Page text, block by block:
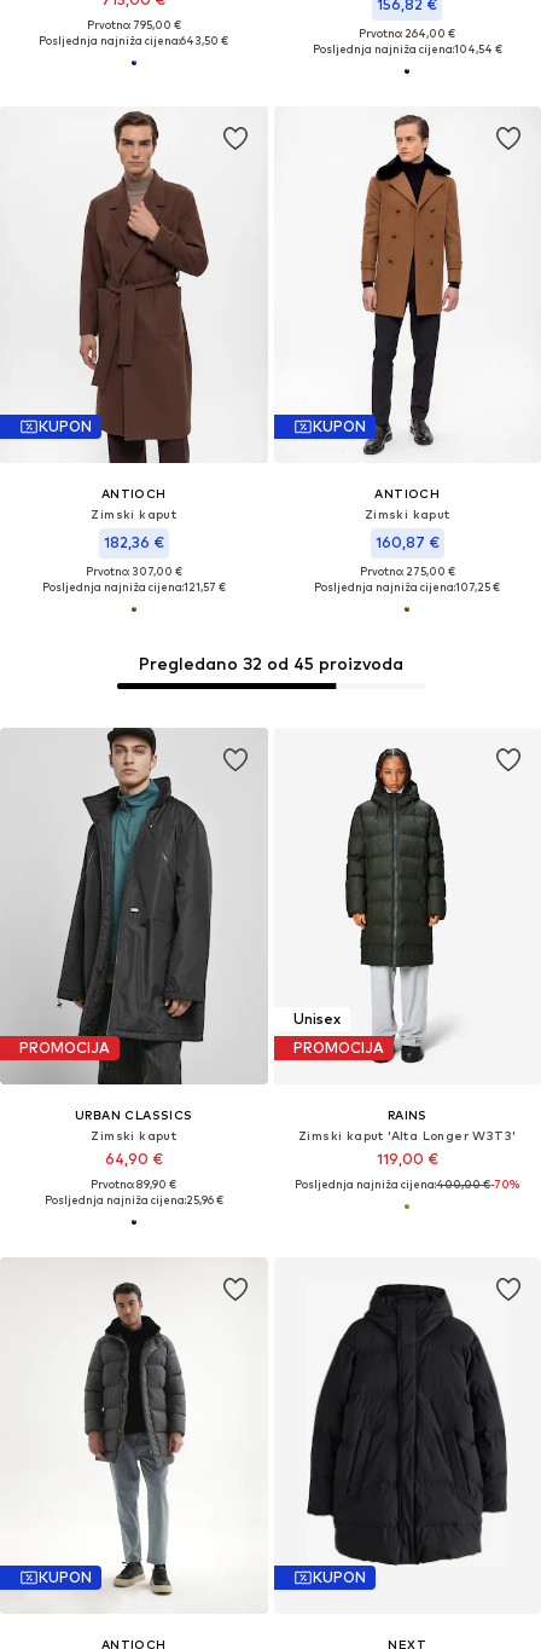
Prvotno: 795,00 €
Posljednja najniža cijena:643,50 €
156,82 €
Prvotno: 264,00 €
Posljednja najniža cijena:104,54 €
KUPON
ANTIOCH
Zimski kaput
182,36 €
Prvotno: 307,00 €
Posljednja najniža cijena:121,57 €
KUPON
ANTIOCH
Zimski kaput
160,87 €
Prvotno: 275,00 €
Posljednja najniža cijena:107,25 €
PROMOCIJA
URBAN CLASSICS
Zimski kaput
64,90 €
Prvotno: 89,90 €
Posljednja najniža cijena:25,96 €
Unisex
PROMOCIJA
RAINS
Zimski kaput 'Alta Longer W3T3'
119,00 €
Posljednja najniža cijena:400,00 €-70%
Pregledano 32 od 45 proizvoda
KUPON
ANTIOCH
KUPON
NEXT